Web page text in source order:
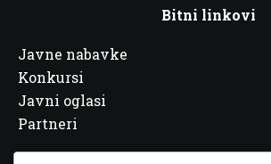
Bitni linkovi
Javne nabavke
Konkursi
Javni oglasi
Partneri